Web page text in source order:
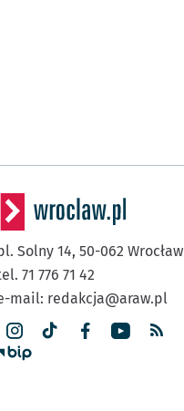
Solny 14, 50-062 Wrocław
71 776 71 42
mail: redakcja@araw.pl